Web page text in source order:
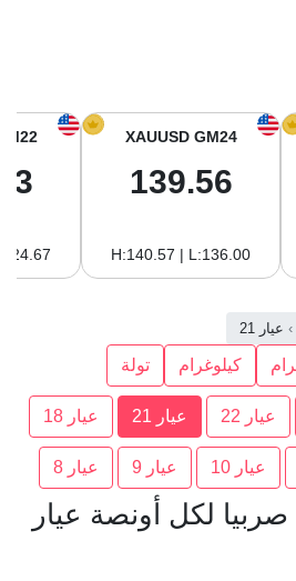
XAUUSD GM24
139.56
H:140.57 | L:136.00
عيار 21
كيلوغرام تولة
عيار 22 عيار 21 عيار 18
عيار 10 عيار 9 عيار 8
لكل أونصة عيار